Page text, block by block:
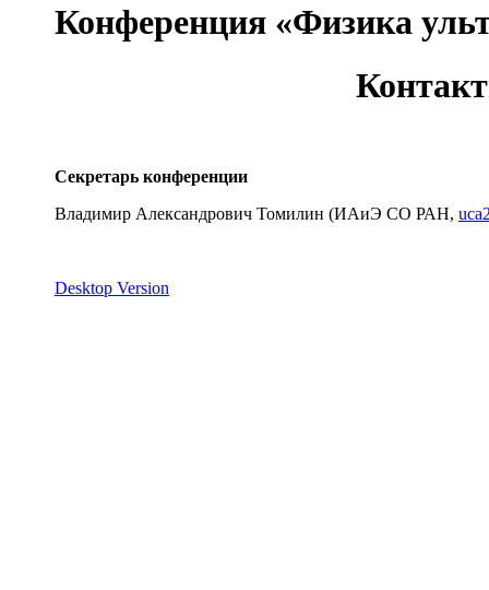
Конференция «Физика
Секретарь конференции
Владимир Александрович Томилин (ИАиЭ СО РАН,
Desktop Version